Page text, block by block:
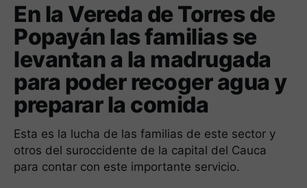
En la Vereda de Torres de
Popayán las familias se
levantan a la madrugada
para poder recoger agua y
preparar la comida
Esta es la lucha de las familias de este sector y
otros del suroccidente de la capital del Cauca
para contar con este importante servicio.